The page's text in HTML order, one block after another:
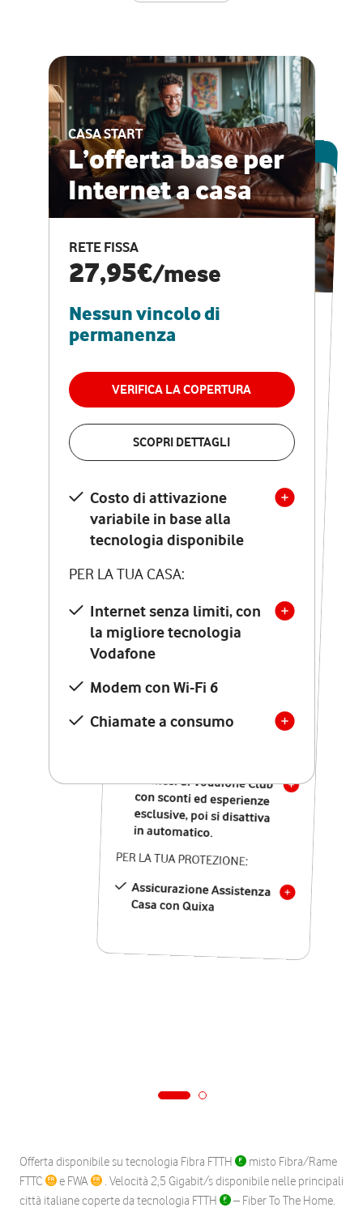
CASA START
L’offerta base per
Internet a casa
RETE FISSA
27,95€/mese
Nessun vincolo di
permanenza
VERIFICA LA COPERTURA
SCOPRI DETTAGLI
Costo di attivazione
variabile in base alla
tecnologia disponibile
PER LA TUA CASA:
Internet senza limiti, con
la migliore tecnologia
Vodafone
Modem con Wi-Fi 6
Chiamate a consumo
ESCLUSIVA ONLINE
CASA PRO
Internet veloce e
vantaggi speciali
RETE FISSA + VODAFONE CLUB
29,95€
permanenza
VERIFICA LA COPERTURA
Costo di attivazione
variabile in base alla
tecnologia disponibile
PER LA TUA CASA:
Internet senza limiti, con
la migliore tecnologia
Vodafone
Modem Seven con Wi-Fi 7
Chiamate illimitate verso
numeri fissi e mobili
nazionali
12 mesi di Vodafone Club
con sconti ed esperienze
esclusive, poi si disattiva
in automatico.
PER LA TUA PROTEZIONE:
Assicurazione Assistenza
Casa con Quixa
Offerta disponibile su tecnologia Fibra FTTH
misto Fibra/Rame
FTTC
e FWA
. Velocità 2,5 Gigabit/s disponibile nelle principali
città italiane coperte da tecnologia FTTH
– Fiber To The Home.